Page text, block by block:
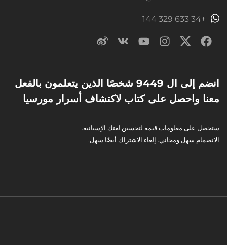
+34 633 329 144
انضم إلى ال 9449 شخصًا الذين يتعلمون بالفعل
معنا واحصل على كتاب لاكتشاف أسرار مورسيا
ستحصل على معلومات قيمة لتحسين لغتك الإسبانية.
الانضمام سهل ومجاني. إلغاء الاشتراك أيضًا سهل.